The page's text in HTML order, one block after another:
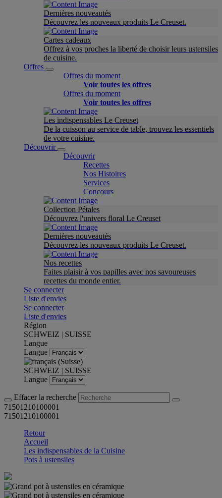
Dernières nouveautés
Découvrez les nouveaux produits Le Creuset.
Cartes cadeaux
Offrez à vos proches la liberté de choisir leurs ustensiles
de cuisine.
Offres
Offres du moment
Voir toutes les offres
Offres du moment
Voir toutes les offres
Les indispensables Le Creuset
De la cuisson au service de table, trouvez les essentiels
de votre cuisine.
Découvrir
Découvrir
Recettes
Nos Histoires
Services
Concours
Collection Pétales
Découvrez l'univers floral Le Creuset
Dernières nouveautés
Découvrez les nouveaux produits Le Creuset.
Nos recettes
Faites plaisir à vos papilles avec nos savoureuses
recettes du monde entier.
Se connecter
Liste d'envies
Se connecter
Liste d'envies
Région
SCHWEIZ | SUISSE
Langue
Langue
SCHWEIZ | SUISSE
Langue
Effacer la recherche
71501210100001
71501210100001
Retour
Accueil
Les indispensables de la Cuisine
Pots à ustensiles